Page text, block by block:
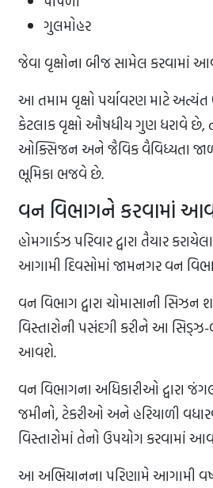
ગુલમોહર
જેવા વૃક્ષોના બીજ સામેલ કરવામાં
આ તમામ વૃક્ષો પર્યાવરણ માટે
કેટલાક વૃક્ષો ઔષધીય ગુણ ધરાવે છે,
ઓક્સિજન અને જૈવિક વૈવિધ્યતા
ભૂમિકા ભજવે છે.
વન વિભાગને કરવામાં
હોમગાર્ડઝ પરિવાર દ્વારા તૈયાર
આગામી દિવસોમાં જામનગર વન
વન વિભાગ દ્વારા ચોમાસાની સિઝન
વિસ્તારોની પસંદગી કરીને આ
આવશે.
વન વિભાગના અધિકારીઓ દ્વારા
જમીનો, ટેકરીઓ અને હરિયાળી
વિસ્તારોમાં તેનો ઉપયોગ કરવામાં
આ અભિયાનના પરિણામે આગામી